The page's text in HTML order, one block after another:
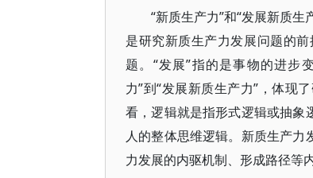
“新质生产力”和“发展新质
是研究新质生产力发展问题的
题。“发展”指的是事物的进步
力”到“发展新质生产力”，体现
看，逻辑就是指形式逻辑或抽象
人的整体思维逻辑。新质生产
力发展的内驱机制、形成路径等内